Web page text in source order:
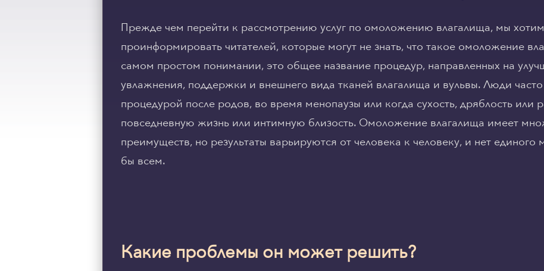
Прежде чем перейти к рассмотрению услуг по омоложению влагалища, мы
проинформировать читателей, которые могут не знать, что такое омоложение
самом простом понимании, это общее название процедур, направленных на
увлажнения, поддержки и внешнего вида тканей влагалища и вульвы. Люди
процедурой после родов, во время менопаузы или когда сухость, дряблость или
повседневную жизнь или интимную близость. Омоложение влагалища имеет
преимуществ, но результаты варьируются от человека к человеку, и нет
бы всем.
Какие проблемы он может решить?